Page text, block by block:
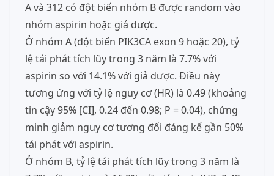
A và 312 có đột biến nhóm B được random vào
nhóm aspirin hoặc giả dược.
Ở nhóm A (đột biến PIK3CA exon 9 hoặc 20), tỷ
lệ tái phát tích lũy trong 3 năm là 7.7% với
aspirin so với 14.1% với giả dược. Điều này
tương ứng với tỷ lệ nguy cơ (HR) là 0.49 (khoảng
tin cậy 95% [CI], 0.24 đến 0.98; P = 0.04), chứng
minh giảm nguy cơ tương đối đáng kể gần 50%
tái phát với aspirin.
Ở nhóm B, tỷ lệ tái phát tích lũy trong 3 năm là